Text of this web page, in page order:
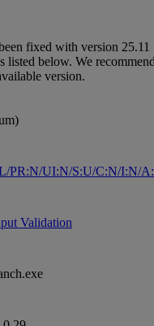
fixed with version 25.11
listed below. We
version.
PR:N/UI:N/S:U/C:N/I:N/
Validation